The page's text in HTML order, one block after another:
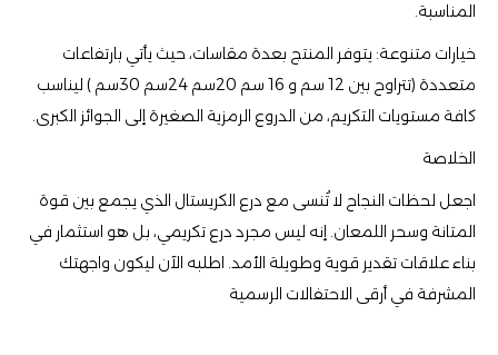
المناسبة.
​خيارات متنوعة: يتوفر المنتج بعدة مقاسات، حيث يأتي بارتفاعات
متعددة (تتراوح بين 12 سم و 16 سم 20سم 24سم 30سم ) ليناسب
كافة مستويات التكريم، من الدروع الرمزية الصغيرة إلى الجوائز الكبرى.
​الخلاصة
​اجعل لحظات النجاح لا تُنسى مع درع الكريستال الذي يجمع بين قوة
المتانة وسحر اللمعان. إنه ليس مجرد درع تكريمي، بل هو استثمار في
بناء علاقات تقدير قوية وطويلة الأمد. اطلبه الآن ليكون واجهتك
المشرفة في أرقى الاحتفالات الرسمية